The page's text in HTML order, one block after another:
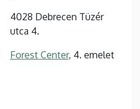
4028 Debrecen Tüzér
utca 4.
Forest Center, 4. emelet